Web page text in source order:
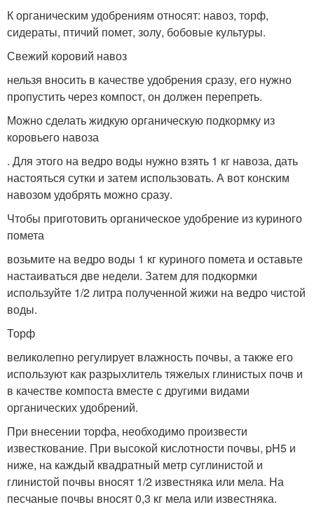
К органическим удобрениям относят: навоз, торф,
сидераты, птичий помет, золу, бобовые культуры.
Свежий коровий навоз
нельзя вносить в качестве удобрения сразу, его нужно
пропустить через компост, он должен перепреть.
Можно сделать жидкую органическую подкормку из
коровьего навоза
. Для этого на ведро воды нужно взять 1 кг навоза, дать
настояться сутки и затем использовать. А вот конским
навозом удобрять можно сразу.
Чтобы приготовить органическое удобрение из куриного
помета
возьмите на ведро воды 1 кг куриного помета и оставьте
настаиваться две недели. Затем для подкормки
используйте 1/2 литра полученной жижи на ведро чистой
воды.
Торф
великолепно регулирует влажность почвы, а также его
используют как разрыхлитель тяжелых глинистых почв и
в качестве компоста вместе с другими видами
органических удобрений.
При внесении торфа, необходимо произвести
известкование. При высокой кислотности почвы, pH5 и
ниже, на каждый квадратный метр суглинистой и
глинистой почвы вносят 1/2 известняка или мела. На
песчаные почвы вносят 0,3 кг мела или известняка.